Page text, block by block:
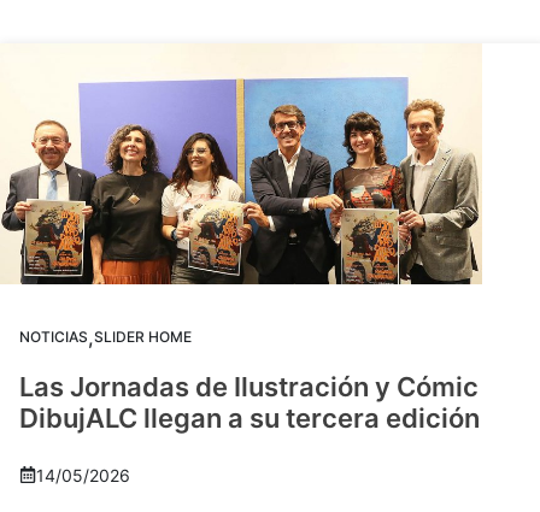
NOTICIAS,SLIDER HOME
Las Jornadas de Ilustración y Cómic
DibujALC llegan a su tercera edición
14/05/2026